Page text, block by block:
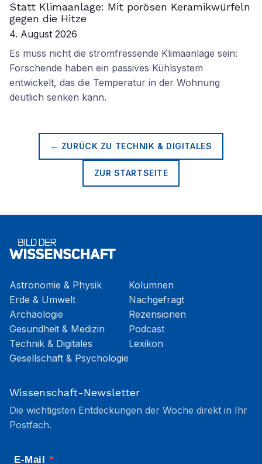
Statt Klimaanlage: Mit porösen Keramikwürfeln
gegen die Hitze
4. August 2026
Es muss nicht die stromfressende Klimaanlage sein:
Forschende haben ein passives Kühlsystem
entwickelt, das die Temperatur in der Wohnung
deutlich senken kann.
← ZURÜCK ZU TECHNIK & DIGITALES
ZUR STARTSEITE
Astronomie & Physik
Erde & Umwelt
Archäologie
Gesundheit & Medizin
Technik & Digitales
Gesellschaft & Psychologie
Kolumnen
Nachgefragt
Rezensionen
Podcast
Lexikon
Wissenschaft-Newsletter
Die wichtigsten Entdeckungen der Woche direkt in Ihr
Postfach.